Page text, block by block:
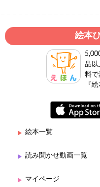
絵本
品以
料で
『
絵本一覧
読み聞かせ動画一覧
マイページ